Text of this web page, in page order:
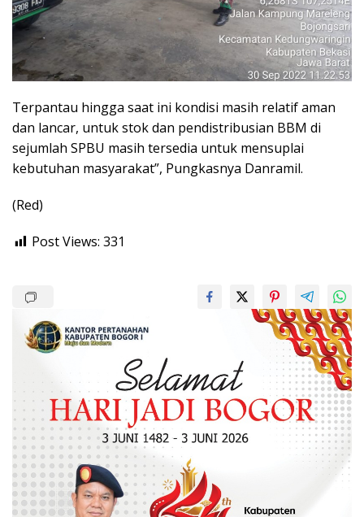
Terpantau hingga saat ini kondisi masih relatif aman
dan lancar, untuk stok dan pendistribusian BBM di
sejumlah SPBU masih tersedia untuk mensuplai
kebutuhan masyarakat”, Pungkasnya Danramil.
(Red)
Post Views: 331